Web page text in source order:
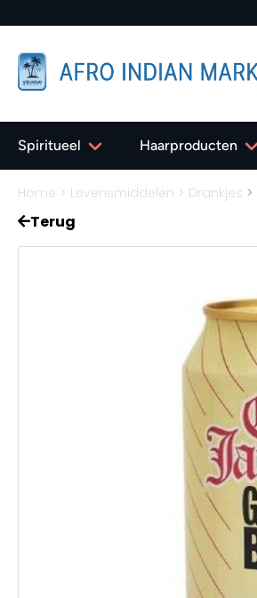
Spiritueel Haarproducten
Home > Levensmiddelen > Drankjes >
Terug